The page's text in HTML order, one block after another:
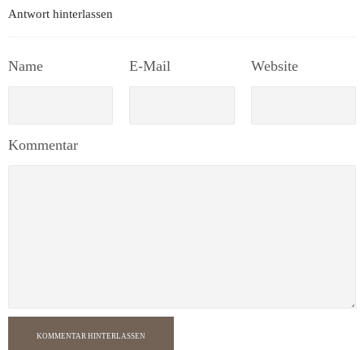
Antwort hinterlassen
Name E-Mail Website
Kommentar
KOMMENTAR HINTERLASSEN